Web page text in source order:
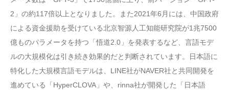
2」の約117倍以上となりました。また2021年6月には、中国政府
による資金援助を受けている北京智源人工知能研究院が1兆7500
億ものパラメータを持つ「悟道2.0」を発表するなど、言語モデ
ルの大規模化は引き続き効果的だと判断されています。日本語に
特化した大規模言語モデルは、LINE社がNAVER社と共同開発を
進めている「HyperCLOVA」や、rinna社が開発した「日本語